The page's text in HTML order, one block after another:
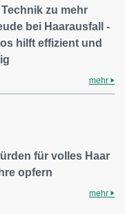
zu mehr
bei Haarausfall -
hilft effizient und
mehr
für volles Haar
opfern
mehr